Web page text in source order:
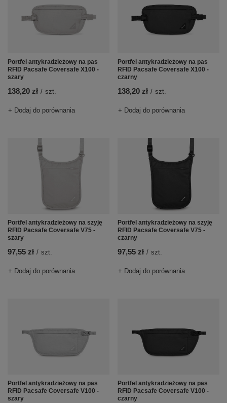
Portfel antykradzieżowy na pas
RFID Pacsafe Coversafe X100 -
szary
138,20 zł / szt.
+ Dodaj do porównania
Portfel antykradzieżowy na pas
RFID Pacsafe Coversafe X100 -
czarny
138,20 zł / szt.
+ Dodaj do porównania
Portfel antykradzieżowy na szyję
RFID Pacsafe Coversafe V75 -
szary
97,55 zł / szt.
+ Dodaj do porównania
Portfel antykradzieżowy na szyję
RFID Pacsafe Coversafe V75 -
czarny
97,55 zł / szt.
+ Dodaj do porównania
Portfel antykradzieżowy na pas
RFID Pacsafe Coversafe V100 -
szary
Portfel antykradzieżowy na pas
RFID Pacsafe Coversafe V100 -
czarny